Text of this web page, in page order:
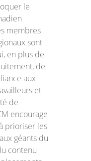
le
membres
sont
en plus de
de
aux
et
de
encourage
prioriser les
géants du
contenu